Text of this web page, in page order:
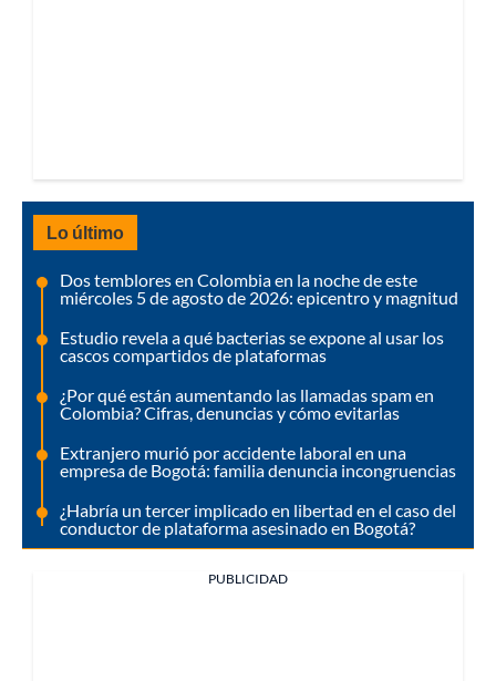
Lo último
Dos temblores en Colombia en la noche de este
miércoles 5 de agosto de 2026: epicentro y magnitud
Estudio revela a qué bacterias se expone al usar los
cascos compartidos de plataformas
¿Por qué están aumentando las llamadas spam en
Colombia? Cifras, denuncias y cómo evitarlas
Extranjero murió por accidente laboral en una
empresa de Bogotá: familia denuncia incongruencias
¿Habría un tercer implicado en libertad en el caso del
conductor de plataforma asesinado en Bogotá?
PUBLICIDAD